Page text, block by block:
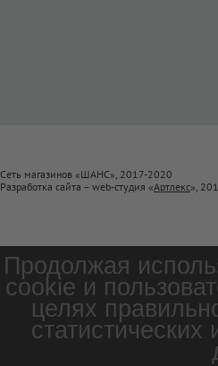
Сеть магазинов «ШАНС», 2017-2020
Разработка сайта – web-студия «Артлекс»,
Продолжая
cookie и
целях